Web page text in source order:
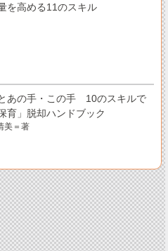
を高める11のスキル
あの手・この手 10のスキルで
育」脱却ハンドブック
美＝著